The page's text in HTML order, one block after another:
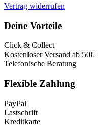
Vertrag widerrufen
Deine Vorteile
Click & Collect
Kostenloser Versand ab 50€
Telefonische Beratung
Flexible Zahlung
PayPal
Lastschrift
Kreditkarte